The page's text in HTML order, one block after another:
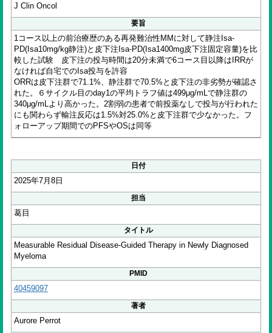
J Clin Oncol
要旨
1コース以上の前治療歴のある再発難治性MMに対して静注Isa-
PD(Isa10mg/kg静注)と皮下注Isa-PD(Isa1400mg皮下注固定容量)を比
較した試験 皮下注の投与時間は20分未満で6コース目以降はIRRが
なければ自宅でのIsa投与を許容
ORRは皮下注群で71.1%、静注群で70.5%と皮下注の非劣勢が確認さ
れた。６サイクル目のday1の平均トラフ値は499μg/mLで静注群の
340μg/mLより高かった。2割弱の患者で前投薬なしで投与が行われた
にも関わらず輸注反応は1.5%対25.0%と皮下注群で少なかった。フ
ォローアップ期間でのPFSやOSは同等
日付
2025年7月8日
担当
葛目
タイトル
Measurable Residual Disease-Guided Therapy in Newly Diagnosed
Myeloma
PMID
40459097
著者
Aurore Perrot